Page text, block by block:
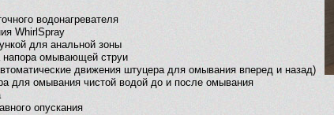
водонагревателя
WhirlSpray
для анальной зоны
напора омывающей струи
движения штуцера для омывания вперед и назад)
для омывания чистой водой до и после омывания
опускания